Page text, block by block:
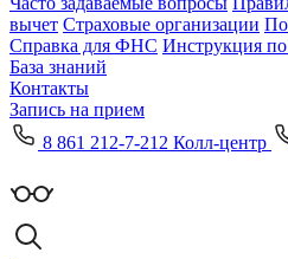
вычет Страховые организации
Справка для ФНС Инструкция
База знаний
Контакты
Запись на прием
8 861 212-7-212 Колл-центр